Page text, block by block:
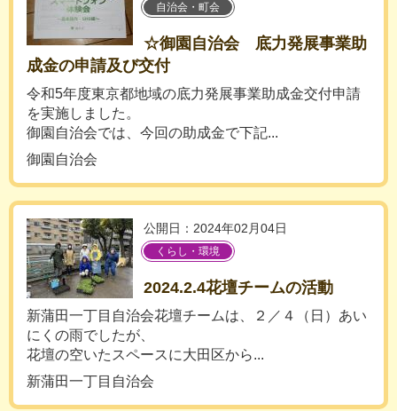
自治会・町会
☆御園自治会 底力発展事業助
成金の申請及び交付
令和5年度東京都地域の底力発展事業助成金交付申請
を実施しました。
御園自治会では、今回の助成金で下記...
御園自治会
公開日：2024年02月04日
くらし・環境
2024.2.4花壇チームの活動
新蒲田一丁目自治会花壇チームは、２／４（日）あい
にくの雨でしたが、
花壇の空いたスペースに大田区から...
新蒲田一丁目自治会